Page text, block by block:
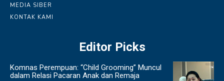
MEDIA SIBER
KONTAK KAMI
Editor Picks
Komnas Perempuan: “Child Grooming” Muncul
dalam Relasi Pacaran Anak dan Remaja